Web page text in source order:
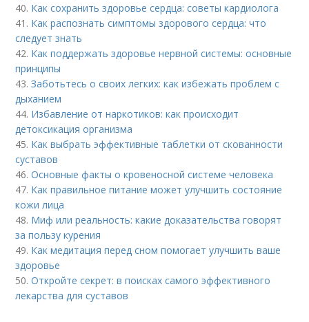
40. Как сохранить здоровье сердца: советы кардиолога
41. Как распознать симптомы здорового сердца: что
следует знать
42. Как поддержать здоровье нервной системы: основные
принципы
43.Заботьтесь о своих легких: как избежать проблем с
дыханием
44. Избавление от наркотиков: как происходит
детоксикация организма
45. Как выбрать эффективные таблетки от скованности
суставов
46.Основные факты о кровеносной системе человека
47. Как правильное питание может улучшить состояние
кожи лица
48. Миф или реальность: какие доказательства говорят
за пользу курения
49. Как медитация перед сном помогает улучшить ваше
здоровье
50.Откройте секрет: в поисках самого эффективного
лекарства для суставов